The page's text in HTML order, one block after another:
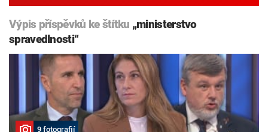
Výpis příspěvků ke štítku „ministerstvo
spravedlnosti“
9 fotografií